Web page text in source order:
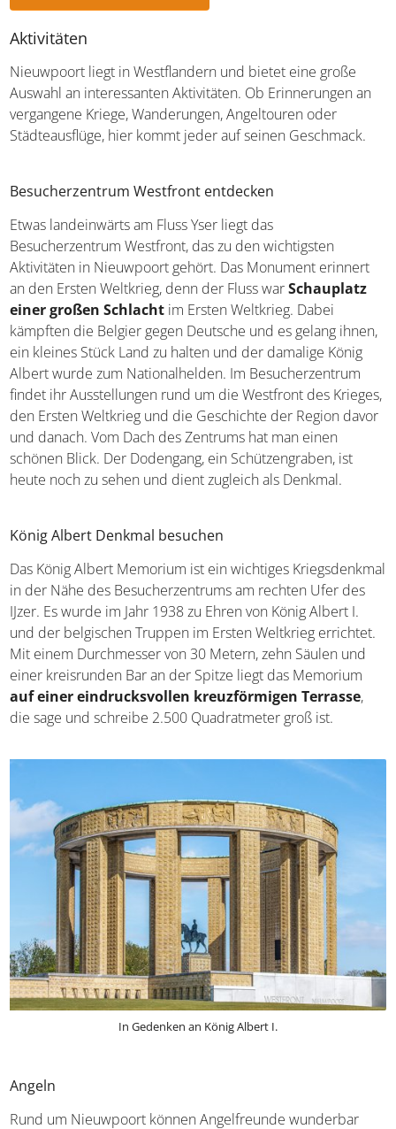
Aktivitäten
Nieuwpoort liegt in Westflandern und bietet eine große
Auswahl an interessanten Aktivitäten. Ob Erinnerungen an
vergangene Kriege, Wanderungen, Angeltouren oder
Städteausflüge, hier kommt jeder auf seinen Geschmack.
Besucherzentrum Westfront entdecken
Etwas landeinwärts am Fluss Yser liegt das
Besucherzentrum Westfront, das zu den wichtigsten
Aktivitäten in Nieuwpoort gehört. Das Monument erinnert
an den Ersten Weltkrieg, denn der Fluss warSchauplatz
einer großen Schlacht im Ersten Weltkrieg. Dabei
kämpften die Belgier gegen Deutsche und es gelang
ihnen, ein kleines Stück Land zu halten und der damalige
König Albert wurde zum Nationalhelden. Im
Besucherzentrum findet ihr Ausstellungen rund um die
Westfront des Krieges, den Ersten Weltkrieg und die
Geschichte der Region davor und danach. Vom Dach des
Zentrums hat man einen schönen Blick. Der Dodengang,
ein Schützengraben, ist heute noch zu sehen und dient
Das König Albert Memorium ist ein wichtiges
Kriegsdenkmal in der Nähe des Besucherzentrums am
rechten Ufer des IJzer. Es wurde im Jahr 1938 zu Ehren
von König Albert I. und der belgischen Truppen im Ersten
Weltkrieg errichtet. Mit einem Durchmesser von 30
Metern, zehn Säulen und einer kreisrunden Bar an der
Spitze liegt das Memoriumauf einer eindrucksvollen
Quadratmeter groß ist.
Angeln